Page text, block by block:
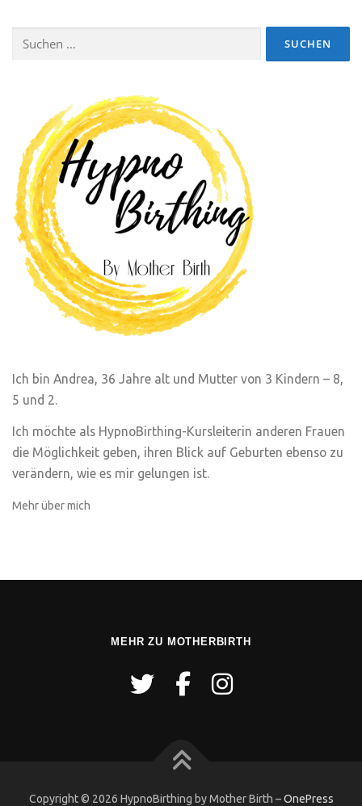
Suchen
Ich bin Andrea, 36 Jahre alt und Mutter von 3 Kindern – 8,
5 und 2.
Ich möchte als HypnoBirthing-Kursleiterin anderen Frauen
die Möglichkeit geben, ihren Blick auf Geburten ebenso zu
verändern, wie es mir gelungen ist.
Mehr über mich
MEHR ZU MOTHERBIRTH
Copyright © 2026 HypnoBirthing by Mother Birth –OnePress